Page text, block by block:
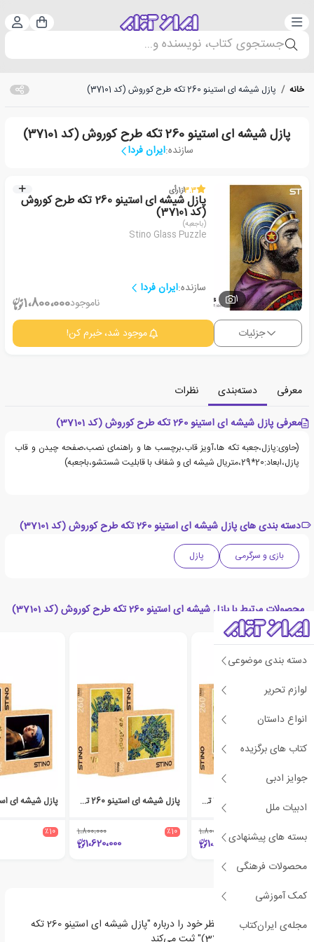
دسته‌بندی سبد
جستجوی کتاب، نویسنده و...
دسته بندی موضوعی
لوازم تحریر
انواع داستان
کتاب های برگزیده
جوایز ادبی
ادبیات ملل
بسته های پیشنهادی
محصولات فرهنگی
کمک آموزشی
مجله‌ی ایران‌کتاب
خانه / پازل شیشه ای استینو 260 تکه طرح کوروش (کد 37101)
پازل شیشه ای استینو 260 تکه طرح کوروش (کد 37101)
سازنده:ایران فردا
1
3.3از1رأی
پازل شیشه ای استینو 260 تکه طرح کوروش
(کد 37101)
(باجعبه)
Stino Glass Puzzle
سازنده:ایران فردا
ناموجود1،800،000
جزئیات موجود شد، خبرم کن!
معرفی دسته‌بندی
نظرات
معرفی پازل شیشه ای استینو 260 تکه طرح کوروش (کد 37101)
(حاوی:پازل،جعبه تکه ها،آویز قاب،برچسب ها و راهنمای نصب،صفحه چیدن و قاب
پازل،ابعاد:20*29،متریال شیشه ای و شفاف با قابلیت شستشو،باجعبه)
دسته بندی های پازل شیشه ای استینو 260 تکه طرح کوروش (کد 37101)
بازی و سرگرمی پازل
محصولات مرتبط با پازل شیشه ای استینو 260 تکه طرح کوروش (کد 37101)
پازل شیشه ای استینو 260 تکه طرح ونگوگ (کد 12107)
٪10 1،800،000
1،620،000
پازل شیشه ای استینو 260 تکه طرح ونگوگ (کد 12108)
٪10 1،800،000
1،620،000
٪10
اولین نفری باشید که نظر خود را درباره "پازل شیشه ای استینو 260 تکه